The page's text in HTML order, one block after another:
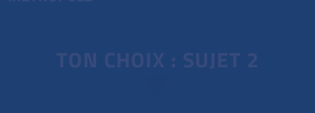
TON CHOIX : SUJET 2